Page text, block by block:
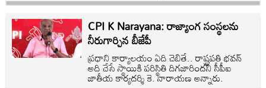
CPI K Narayana: రాజ్యాంగ సంస్థలను
నీరుగార్చిన బీజేపీ
ప్రధాని కార్యాలయం ఏది చెబితే.. రాష్ట్రపతి భవన్‌
అది చేసే స్థాయికి పరిస్థితి దిగజారిందని సీపీఐ
జాతీయ కార్యదర్శి కె. నారాయణ అన్నారు.